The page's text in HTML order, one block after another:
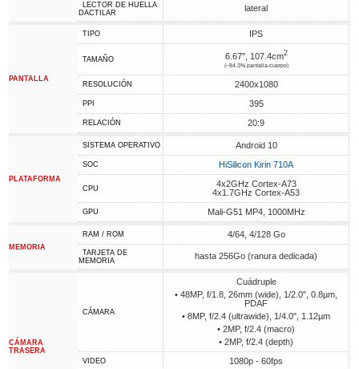
LECTOR DE HUELLA
DACTILAR
lateral
PANTALLA
TIPO IPS
TAMAÑO 6.67", 107.4cm2
(~84.3% pantalla-cuerpo)
RESOLUCIÓN 2400x1080
PPI 395
RELACIÓN 20:9
PLATAFORMA
SISTEMA OPERATIVO Android 10
SOC HiSilicon Kirin 710A
CPU
4x2GHz Cortex-A73
4x1.7GHz Cortex-A53
GPU Mali-G51 MP4, 1000MHz
MEMORIA
RAM / ROM 4/64, 4/128 Go
TARJETA DE
MEMORIA
hasta 256Go (ranura dedicada)
CÁMARA
TRASERA
CÁMARA
Cuádruple
• 48MP, f/1.8, 26mm (wide), 1/2.0", 0.8µm,
PDAF
• 8MP, f/2.4 (ultrawide), 1/4.0", 1.12µm
• 2MP, f/2.4 (macro)
• 2MP, f/2.4 (depth)
VIDEO 1080p - 60fps